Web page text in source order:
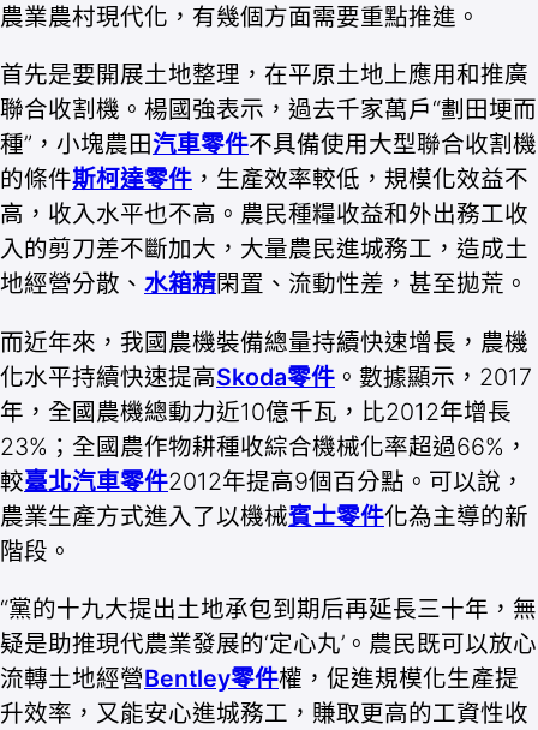
農業農村現代化，有幾個方面需要重點推進。
首先是要開展土地整理，在平原土地上應用和推廣
聯合收割機。楊國強表示，過去千家萬戶“劃田埂而
種”，小塊農田汽車零件不具備使用大型聯合收割機
的條件斯柯達零件 ，生產效率較低，規模化效益不
高，收入水平也不高。農民種糧收益和外出務工收
入的剪刀差不斷加大，大量農民進城務工，造成土
地經營分散、 水箱精閑置、流動性差，甚至拋荒。
而近年來，我國農機裝備總量持續快速增長，農機
化水平持續快速提高Skoda零件 。數據顯示，2017
年，全國農機總動力近10億千瓦，比2012年增長
23%；全國農作物耕種收綜合機械化率超過66%，
較臺北汽車零件2012年提高9個百分點。可以說，
農業生產方式進入了以機械賓士零件化為主導的新
階段。
“黨的十九大提出土地承包到期后再延長三十年，無
疑是助推現代農業發展的‘定心丸’。農民既可以放心
流轉土地經營Bentley零件權，促進規模化生產提
升效率，又能安心進城務工，賺取更高的工資性收